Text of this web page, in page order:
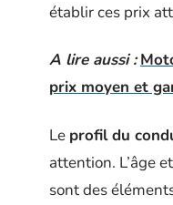
établir ces prix
A lire aussi :
prix moyen et
Le profil du
attention. L’âge
sont des